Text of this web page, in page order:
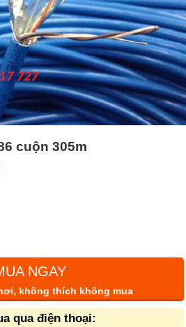
cuộn 305m
NGAY
không thích không mua
qua điện thoại: